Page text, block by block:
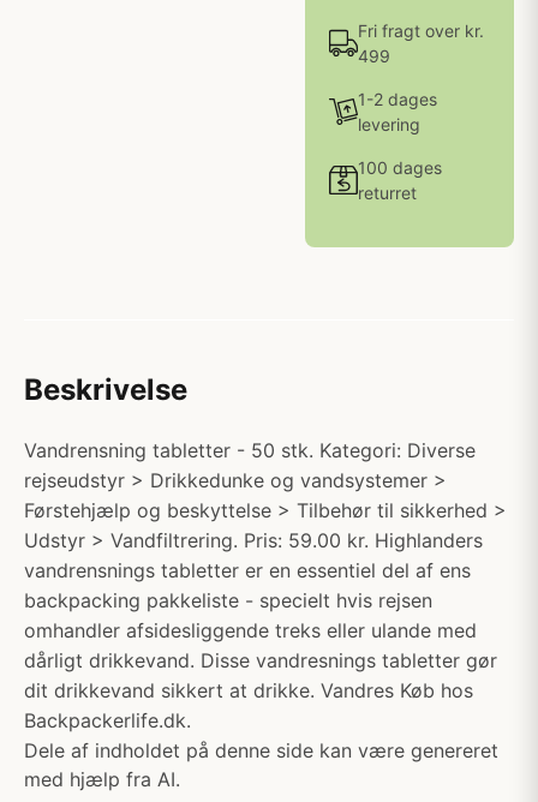
Fri fragt over kr.
499
1-2 dages
levering
100 dages
returret
Beskrivelse
Vandrensning tabletter - 50 stk. Kategori: Diverse
rejseudstyr > Drikkedunke og vandsystemer >
Førstehjælp og beskyttelse > Tilbehør til sikkerhed >
Udstyr > Vandfiltrering. Pris: 59.00 kr. Highlanders
vandrensnings tabletter er en essentiel del af ens
backpacking pakkeliste - specielt hvis rejsen
omhandler afsidesliggende treks eller ulande med
dårligt drikkevand. Disse vandresnings tabletter gør
dit drikkevand sikkert at drikke. Vandres Køb hos
Backpackerlife.dk.
Dele af indholdet på denne side kan være genereret
med hjælp fra AI.